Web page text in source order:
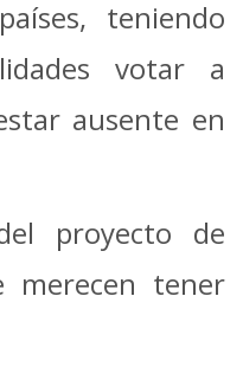
teniendo
votar a
ausente en
proyecto de
merecen tener